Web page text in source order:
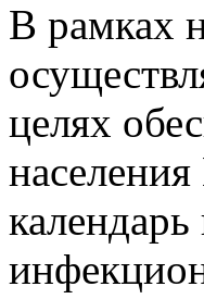
В рамках
целях